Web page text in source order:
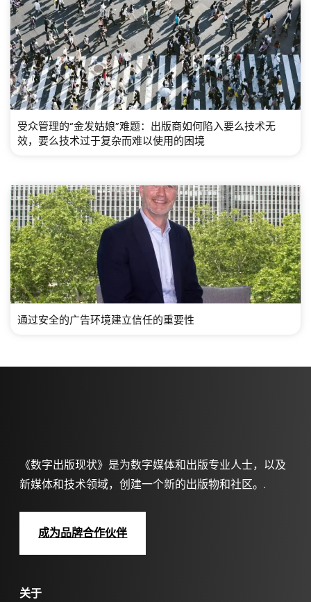
受众管理的“金发姑娘”难题：出版商如何陷入要么技术无
效，要么技术过于复杂而难以使用的困境
通过安全的广告环境建立信任的重要性
《数字出版现状》是为数字媒体和出版专业人士，以及
新媒体和技术领域，创建一个新的出版物和社区。.
成为品牌合作伙伴
关于